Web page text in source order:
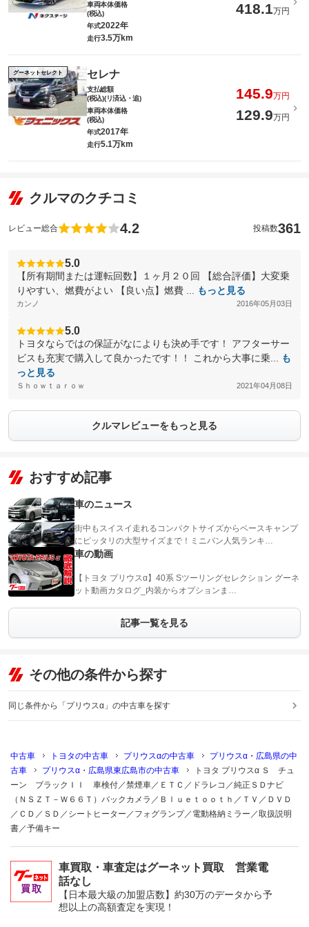
車両本体価格
(税込)
418.1万円
年式2022年
走行3.5万km
グーネットセレクト セレナ
支払総額
(税込)(リ済込・追)
145.9万円
車両本体価格
(税込)
129.9万円
年式2017年
走行5.1万km
クルマのクチコミ
レビュー総合 4.2 投稿数361
5.0
【所有期間または運転回数】１ヶ月２０回 【総合評価】大変乗
りやすい、燃費がよい 【良い点】燃費 ...
もっと見る
カンノ 2016年05月03日
5.0
トヨタならではの保証がなによりも決め手です！ アフターサー
ビスも充実で購入して良かったです！！ これから大事に乗...
も
っと見る
Ｓｈｏｗｔａｒｏｗ 2021年04月08日
クルマレビューをもっと見る
おすすめ記事
車のニュース
街中もスイスイ走れるコンパクトサイズからベースキャンプ
にピッタリの大型サイズまで！ミニバン人気ランキ…
車の動画
【トヨタ プリウスα】40系 Sツーリングセレクション グーネ
ット動画カタログ_内装からオプションま…
記事一覧を見る
その他の条件から探す
同じ条件から「プリウスα」の中古車を探す
中古車 トヨタの中古車 プリウスαの中古車
プリウスα・広島県の中
古車
プリウスα・広島県東広島市の中古車
トヨタ プリウスα Ｓ チュ
ーン ブラックＩＩ 車検付／禁煙車／ＥＴＣ／ドラレコ／純正ＳＤナビ
（ＮＳＺＴ－Ｗ６６Ｔ）バックカメラ／Ｂｌｕｅｔｏｏｔｈ／ＴＶ／ＤＶＤ
／ＣＤ／ＳＤ／シートヒーター／フォグランプ／電動格納ミラー／取扱説明
書／予備キー
車買取・車査定はグーネット買取 営業電
話なし
【日本最大級の加盟店数】約30万のデータから予
想以上の高額査定を実現！